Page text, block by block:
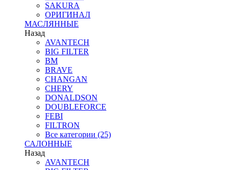
SAKURA
ОРИГИНАЛ
МАСЛЯННЫЕ
Назад
AVANTECH
BIG FILTER
BM
BRAVE
CHANGAN
CHERY
DONALDSON
DOUBLEFORCE
FEBI
FILTRON
Все категории (25)
САЛОННЫЕ
Назад
AVANTECH